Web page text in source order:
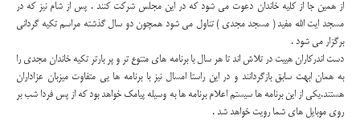
از همین جا از کلیه خاندان دعوت می شود که در این مجلس شرکت کنند . پس از شام نیز که در
مسجد ایت الله مفید ( مسجد مجدی ) تناول می شود همچون دو سال گذشته مراسم تکیه گردانی
برگزار می شود .
دست اندرکاران هییت در تلاش اند تا هر سال با برنامه های متنوع تر و پر بارتر تکیه خاندان مجدی را
به همان ابهت سابق بازگردانند و در این راستا امسال نیز با برنامه ها یی متفاوت میزبان عزاداران
هستند.یکی از این برنامه ها سیستم اعلام برنامه ها به وسیله پیامک خواهد بود که از پس فردا شب بر
روی موبایل های شما رویت خواهد شد .